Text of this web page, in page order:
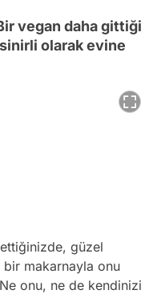
vegan daha gittiği
olarak evine
güzel
bir makarnayla onu
onu, ne de kendinizi